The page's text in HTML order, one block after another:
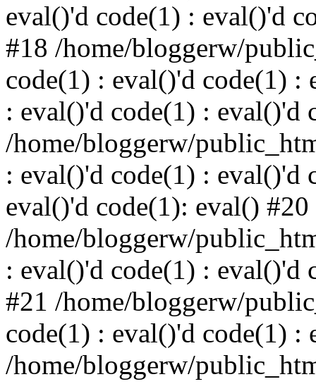
eval()'d code(1) : eval()'d
#18 /home/bloggerw/
code(1) : eval()'d code(1) :
: eval()'d code(1) : eval()'d
/home/bloggerw/
: eval()'d code(1) : eval()'d
eval()'d code(1): eval() #20
/home/bloggerw/
: eval()'d code(1) : eval()'d
#21 /home/bloggerw/
code(1) : eval()'d code(1) :
/home/bloggerw/